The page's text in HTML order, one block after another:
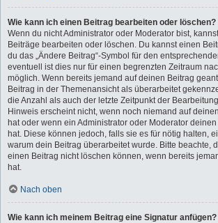
Wie kann ich einen Beitrag bearbeiten oder löschen?
Wenn du nicht Administrator oder Moderator bist,
Beiträge bearbeiten oder löschen. Du kannst einen
du das „Ändere Beitrag“-Symbol für den
eventuell ist dies nur für einen begrenzten Zeitraum
möglich. Wenn bereits jemand auf deinen Beitrag
Beitrag in der Themenansicht als überarbeitet
die Anzahl als auch der letzte Zeitpunkt der
Hinweis erscheint nicht, wenn noch niemand auf
hat oder wenn ein Administrator oder Moderator
hat. Diese können jedoch, falls sie es für nötig halten,
warum dein Beitrag überarbeitet wurde. Bitte beachte,
einen Beitrag nicht löschen können, wenn bereits
hat.
Nach oben
Wie kann ich meinem Beitrag eine Signatur anfügen?